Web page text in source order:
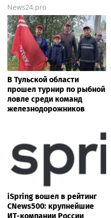
News24.pro
В Тульской области
прошел турнир по рыбной
ловле среди команд
железнодорожников
iSpring вошел в рейтинг
CNews500: крупнейшие
ИТ-компании России